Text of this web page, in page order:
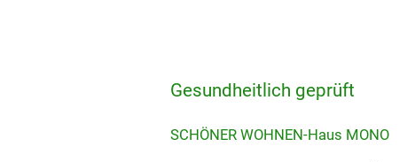
Gesundheitlich geprüft
SCHÖNER WOHNEN-Haus MONO